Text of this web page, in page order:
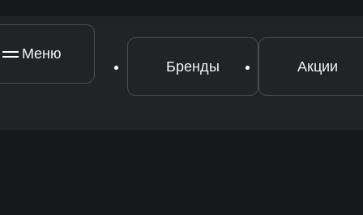
Меню
Бренды
Акции